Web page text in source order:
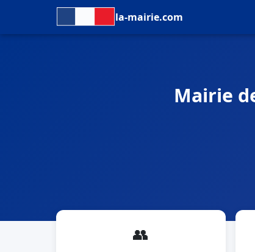
la-mairie.com
Mairie
👥